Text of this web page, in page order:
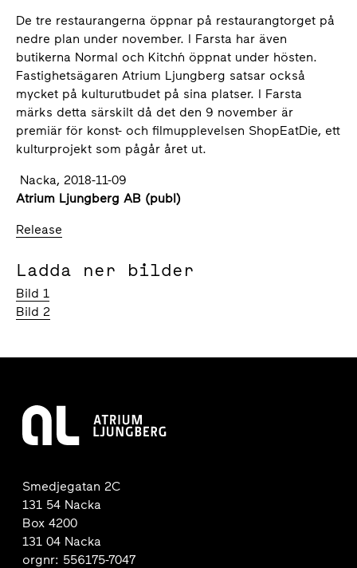
De tre restaurangerna öppnar på restaurangtorget på
nedre plan under november. I Farsta har även
butikerna Normal och Kitch´n öppnat under hösten.
Fastighetsägaren Atrium Ljungberg satsar också
mycket på kulturutbudet på sina platser. I Farsta
märks detta särskilt då det den 9 november är
premiär för konst- och filmupplevelsen ShopEatDie, ett
kulturprojekt som pågår året ut.
Nacka, 2018-11-09
Atrium Ljungberg AB (publ)
Release
Ladda ner bilder
Bild 1
Bild 2
Smedjegatan 2C
131 54 Nacka
Box 4200
131 04 Nacka
orgnr: 556175-7047